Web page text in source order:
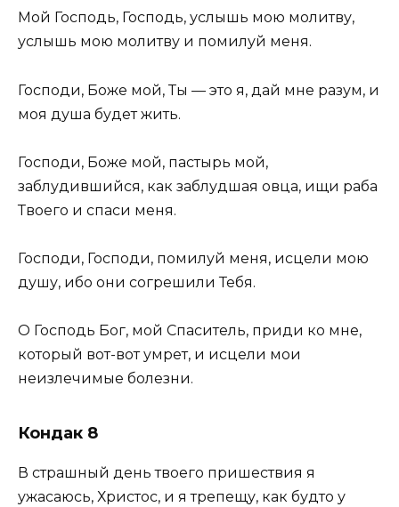
Мой Господь, Господь, услышь мою молитву,
услышь мою молитву и помилуй меня.
Господи, Боже мой, Ты — это я, дай мне разум, и
моя душа будет жить.
Господи, Боже мой, пастырь мой,
заблудившийся, как заблудшая овца, ищи раба
Твоего и спаси меня.
Господи, Господи, помилуй меня, исцели мою
душу, ибо они согрешили Тебя.
О Господь Бог, мой Спаситель, приди ко мне,
который вот-вот умрет, и исцели мои
неизлечимые болезни.
Кондак 8
В страшный день твоего пришествия я
ужасаюсь, Христос, и я трепещу, как будто у